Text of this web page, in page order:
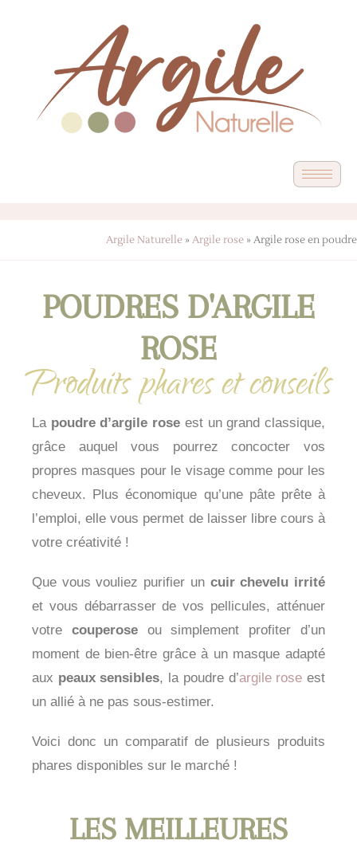
Argile Naturelle » Argile rose » Argile rose en poudre
POUDRES D'ARGILE
ROSE
Produits phares et conseils
Lapoudre d’argile rose est un grand classique,
grâce auquel vous pourrez concocter vos
propres masques pour le visage comme pour les
cheveux. Plus économique qu’une pâte prête à
l’emploi, elle vous permet de laisser libre cours à
votre créativité !
Que vous vouliez purifier un cuir chevelu irrité
et vous débarrasser de vos pellicules, atténuer
votre couperose ou simplement profiter d’un
moment de bien-être grâce à un masque adapté
aux peaux sensibles, la poudre d’argile rose est
un allié à ne pas sous-estimer.
Voici donc un comparatif de plusieurs produits
phares disponibles sur le marché !
LES MEILLEURES